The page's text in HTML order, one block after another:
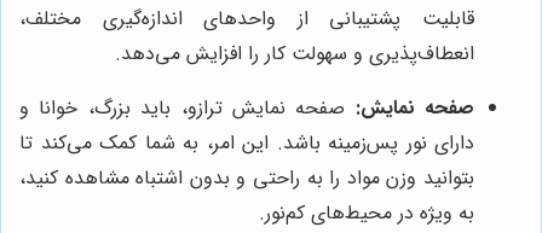
قابلیت پشتیبانی از واحدهای اندازه‌گیری مختلف،
انعطاف‌پذیری و سهولت کار را افزایش می‌دهد.
صفحه نمایش: صفحه نمایش ترازو، باید بزرگ، خوانا و
دارای نور پس‌زمینه باشد. این امر، به شما کمک می‌کند تا
بتوانید وزن مواد را به راحتی و بدون اشتباه مشاهده کنید،
به ویژه در محیط‌های کم‌نور.